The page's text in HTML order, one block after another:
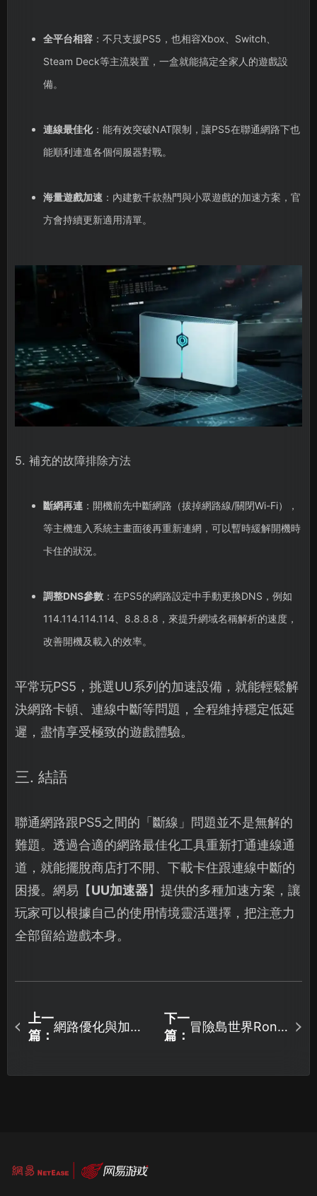
全平台相容：不只支援PS5，也相容Xbox、Switch、
Steam Deck等主流裝置，一盒就能搞定全家人的遊戲設
備。
連線最佳化：能有效突破NAT限制，讓PS5在聯通網路下也
能順利連進各個伺服器對戰。
海量遊戲加速：內建數千款熱門與小眾遊戲的加速方案，官
方會持續更新適用清單。
5. 補充的故障排除方法
斷網再連：開機前先中斷網路（拔掉網路線/關閉Wi-Fi），
等主機進入系統主畫面後再重新連網，可以暫時緩解開機時
卡住的狀況。
調整DNS參數：在PS5的網路設定中手動更換DNS，例如
114.114.114.114、8.8.8.8，來提升網域名稱解析的速度，
改善開機及載入的效率。
平常玩PS5，挑選UU系列的加速設備，就能輕鬆解
決網路卡頓、連線中斷等問題，全程維持穩定低延
遲，盡情享受極致的遊戲體驗。
三. 結語
聯通網路跟PS5之間的「斷線」問題並不是無解的
難題。透過合適的網路最佳化工具重新打通連線通
道，就能擺脫商店打不開、下載卡住跟連線中斷的
困擾。網易【UU加速器】提供的多種加速方案，讓
玩家可以根據自己的使用情境靈活選擇，把注意力
全部留給遊戲本身。
上一
篇：
網路優化與加速
略！
下一
篇：
冒險島世界Rona